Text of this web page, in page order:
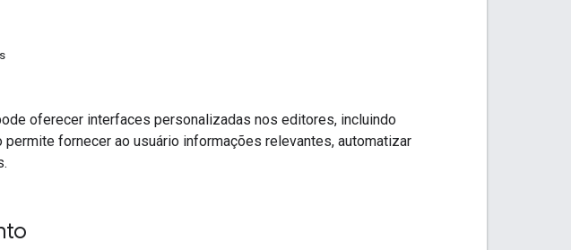
oferecer interfaces personalizadas nos editores, incluindo
permite fornecer ao usuário informações relevantes, automatizar